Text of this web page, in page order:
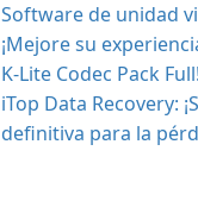
Software de unidad
¡Mejore su
K-Lite Codec Pack Full!
iTop Data Recovery:
definitiva para la